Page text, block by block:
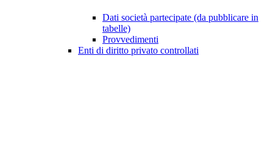
Dati società partecipate (da pubblicare in
tabelle)
Provvedimenti
Enti di diritto privato controllati